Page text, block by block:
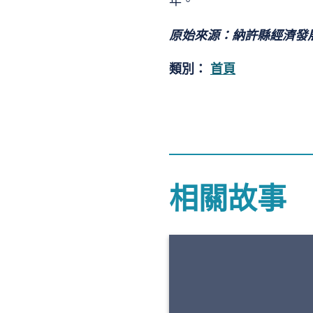
原始來源：納許縣經濟
類別： 首頁
相關故事